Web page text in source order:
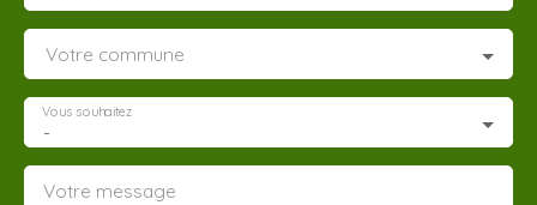
Votre commune
-
Vous souhaitez
Votre message